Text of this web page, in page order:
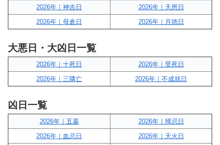
2026年｜神吉日
2026年｜天恩日
2026年｜母倉日
2026年｜月徳日
大悪日・大凶日一覧
2026年｜十死日
2026年｜受死日
2026年｜三隣亡
2026年｜不成就日
凶日一覧
2026年｜五墓
2026年｜帰忌日
2026年｜血忌日
2026年｜天火日